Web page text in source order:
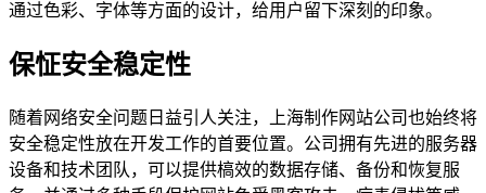
通过色彩、字体等方面的设计，给用户留下深刻的印象。
保怔安全稳定性
随着网络安全问题日益引人关注，上海制作网站公司也始终将
安全稳定性放在开发工作的首要位置。公司拥有先进的服务器
设备和技术团队，可以提供槁效的数据存储、备份和恢复服